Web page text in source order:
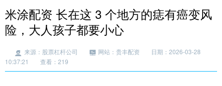
米涂配资 长在这 3 个地方的痣有癌变风
险，大人孩子都要小心
来源：股票杠杆公司 网站：贵丰配资
日期：2026-03-28
10:37:21
查看：219